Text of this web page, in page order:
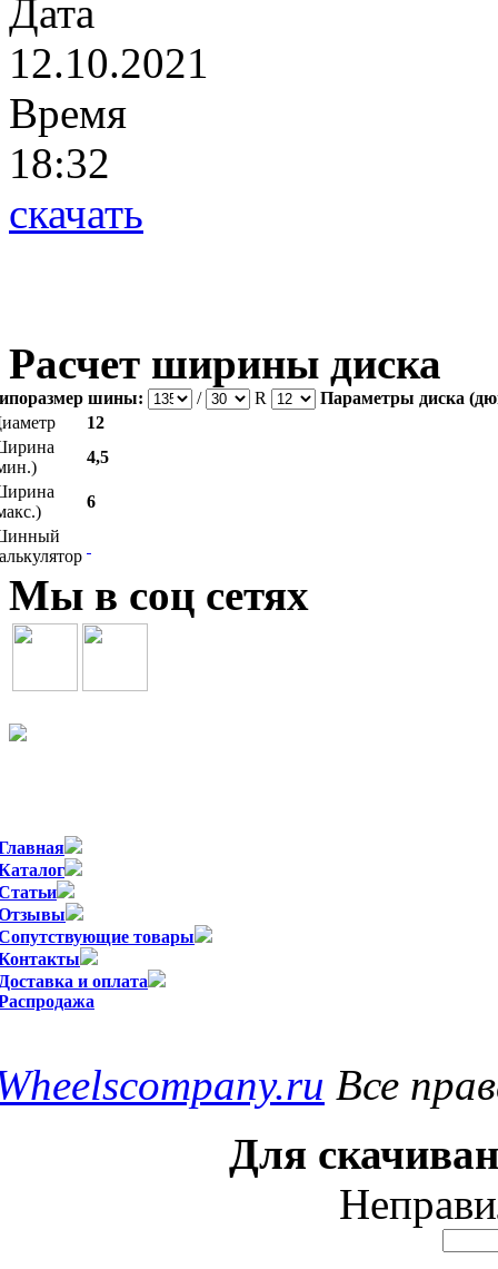
Дата
12.10.2021
Время
18:32
скачать
Расчет ширины диска
шины: / R
Параметры диска
12
4,5
6
Мы в соц сетях
товары
и оплата
Все
Для